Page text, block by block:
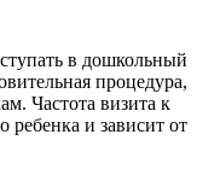
в дошкольный
процедура,
Частота визита к
ребенка и зависит от